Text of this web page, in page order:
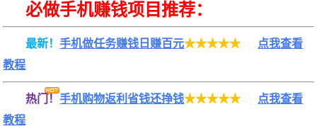
必做手机赚钱项目推荐：
最新！手机做任务赚钱日赚百元★★★★★
点我查看
教程
热门！手机购物返利省钱还挣钱★★★★★
点我查看
教程